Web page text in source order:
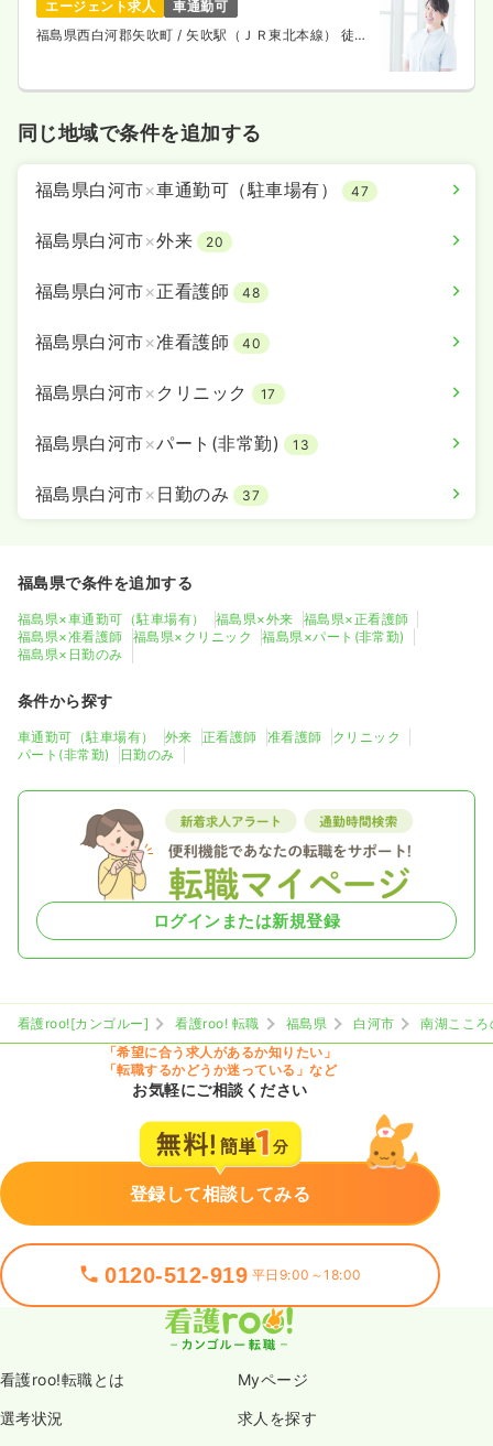
エージェント求人
車通勤可
福島県西白河郡矢吹町 / 矢吹駅（ＪＲ東北本線） 徒歩
同じ地域で条件を追加する
福島県白河市×車通勤可（駐車場有） 47
福島県白河市×外来 20
福島県白河市×正看護師 48
福島県白河市×准看護師 40
福島県白河市× クリニック 17
福島県白河市×パート(非常勤) 13
福島県白河市× 日勤のみ 37
福島県で条件を追加する
福島県×車通勤可（駐車場有） 福島県×外来
福島県×正看護師
福島県×准看護師
福島県×クリニック
福島県×パート(非常勤)
福島県×日勤のみ
条件から探す
車通勤可（駐車場有） 外来 正看護師 准看護師
クリニック
パート(非常勤)
日勤のみ
ログインまたは新規登録
看護roo![カンゴルー] 看護roo! 転職 福島県 白河市
南湖ここ
「希望に合う求人があるか知りたい」
「転職するかどうか迷っている」など
お気軽にご相談ください
登録して相談してみる
0120-512-919 平日9:00～18:00
看護roo!転職とは Myページ
選考状況 求人を探す